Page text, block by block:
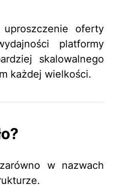
oferty
platformy
skalowalnego
każdej wielkości.
w nazwach